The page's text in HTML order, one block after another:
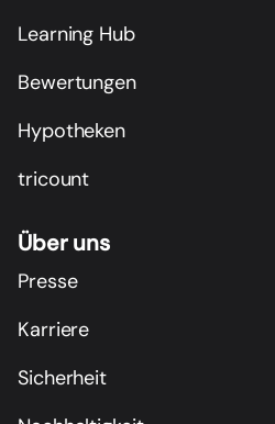
Learning Hub
Bewertungen
Hypotheken
tricount
Über uns
Presse
Karriere
Sicherheit